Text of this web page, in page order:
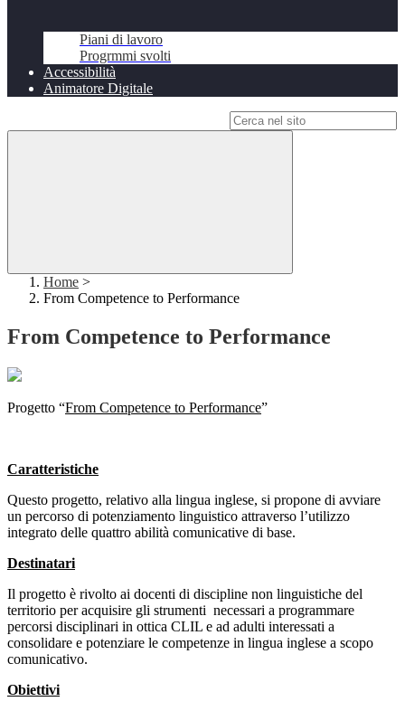
Piani di lavoro
Progrmmi svolti
Accessibilità
Animatore Digitale
Home >
From Competence to Performance
From Competence to Performance
Progetto “From Competence to Performance”
Caratteristiche
Questo progetto, relativo alla lingua inglese, si propone di avviare
un percorso di potenziamento linguistico attraverso l’utilizzo
integrato delle quattro abilità comunicative di base.
Destinatari
Il progetto è rivolto ai docenti di discipline non linguistiche del
territorio per acquisire gli strumenti necessari a programmare
percorsi disciplinari in ottica CLIL e ad adulti interessati a
consolidare e potenziare le competenze in lingua inglese a scopo
comunicativo.
Obiettivi